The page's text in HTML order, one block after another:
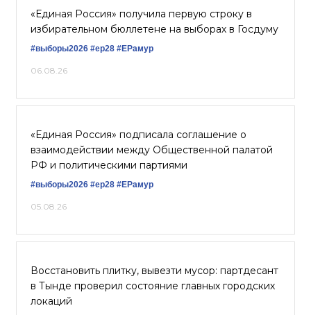
«Единая Россия» получила первую строку в
избирательном бюллетене на выборах в Госдуму
#выборы2026 #ер28 #ЕРамур
06.08.26
«Единая Россия» подписала соглашение о
взаимодействии между Общественной палатой
РФ и политическими партиями
#выборы2026 #ер28 #ЕРамур
05.08.26
Восстановить плитку, вывезти мусор: партдесант
в Тынде проверил состояние главных городских
локаций